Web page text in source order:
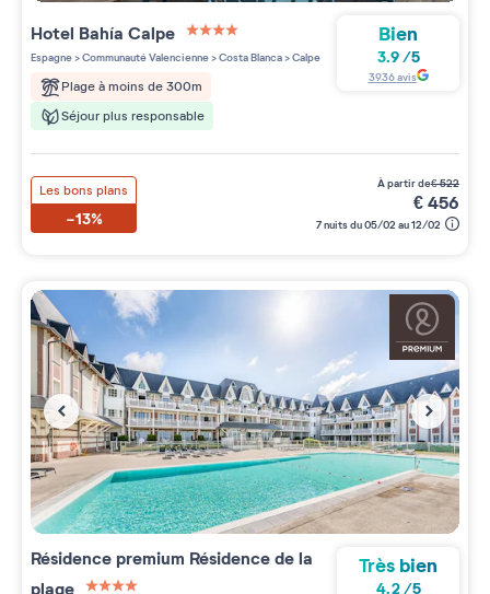
Hotel Bahía Calpe
4 étoiles sur 5
Espagne>Communauté Valencienne>Costa Blanca>Calpe
Plage à moins de 300m
Séjour plus responsable
Bien
3.9/5
3936avis
Les bons plans
-13%
à partir de€522
€456
7 nuits du 05/02 au 12/02
Résidence premium Résidence de la
Très bien
4.2/5